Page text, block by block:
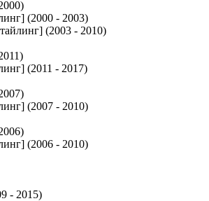
(2000 - 2003)
(2003 - 2010)
(2011 - 2017)
(2007 - 2010)
(2006 - 2010)
- 2015)